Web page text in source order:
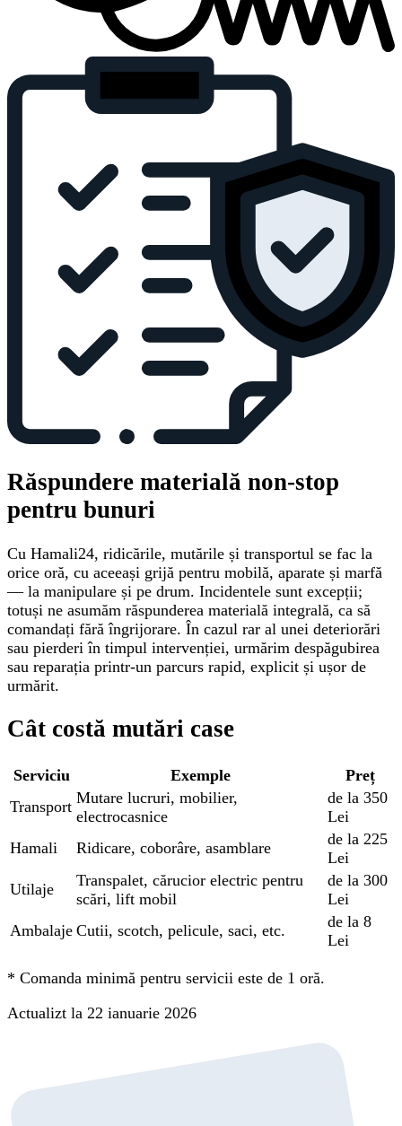
Răspundere materială non-stop
pentru bunuri
Cu Hamali24, ridicările, mutările și transportul se fac la
orice oră, cu aceeași grijă pentru mobilă, aparate și marfă
— la manipulare și pe drum. Incidentele sunt excepții;
totuși ne asumăm răspunderea materială integrală, ca să
comandați fără îngrijorare. În cazul rar al unei deteriorări
sau pierderi în timpul intervenției, urmărim despăgubirea
sau reparația printr-un parcurs rapid, explicit și ușor de
urmărit.
Cât costă mutări case
Serviciu Exemple
Preț
Transport Mutare lucruri, mobilier,
electrocasnice
de la 350
Lei
Hamali
Ridicare, coborâre, asamblare
de la 225
Lei
Utilaje
Transpalet, cărucior electric pentru
scări, lift mobil
de la 300
Lei
Ambalaje Cutii, scotch, pelicule, saci, etc.
de la 8
Lei
* Comanda minimă pentru servicii este de 1 oră.
Actualizt la 22 ianuarie 2026